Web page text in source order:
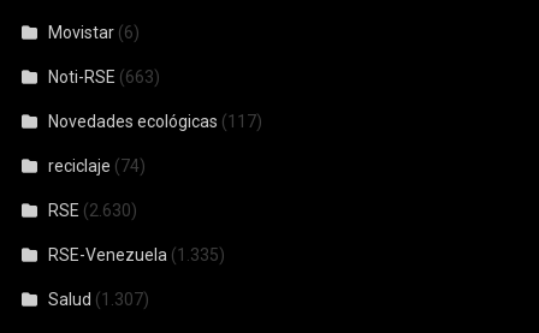
Movistar (6)
Noti-RSE (663)
Novedades ecológicas (117)
reciclaje (74)
RSE (2.630)
RSE-Venezuela (1.335)
Salud (1.307)